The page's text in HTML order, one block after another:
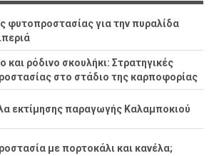
φυτοπροστασίας για την πυραλίδα
και ρόδινο σκουλήκι: Στρατηγικές
στο στάδιο της καρποφορίας
εκτίμησης παραγωγής Καλαμποκιού
με πορτοκάλι και κανέλα;